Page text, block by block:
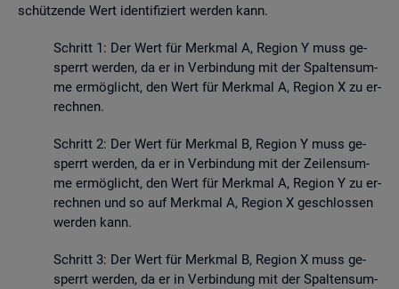
schüt­zen­de Wert iden­ti­fi­ziert wer­den kann.
Schritt 1: Der Wert für Merk­mal A, Re­gi­on Y muss ge­
sperrt wer­den, da er in Ver­bin­dung mit der Spal­ten­sum­
me er­mög­licht, den Wert für Merk­mal A, Re­gi­on X zu er­
rech­nen.
Schritt 2: Der Wert für Merk­mal B, Re­gi­on Y muss ge­
sperrt wer­den, da er in Ver­bin­dung mit der Zei­len­sum­
me er­mög­licht, den Wert für Merk­mal A, Re­gi­on Y zu er­
rech­nen und so auf Merk­mal A, Re­gi­on X ge­schlos­sen
wer­den kann.
Schritt 3: Der Wert für Merk­mal B, Re­gi­on X muss ge­
sperrt wer­den, da er in Ver­bin­dung mit der Spal­ten­sum­